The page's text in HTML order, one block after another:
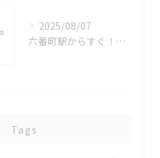
2025/08/07
六番町駅からすぐ！名古屋のeスポーツ施設で快適なプレイ環境を確保
Tags